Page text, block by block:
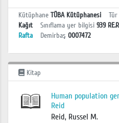
Kütüphane TÜBA Kütüphanesi Tür
Kağıt
Sınıflama yer bilgisi 939 RE.R
Rafta
Demirbaş 0007472
Kitap
Human population
Reid
Reid, Russel M.